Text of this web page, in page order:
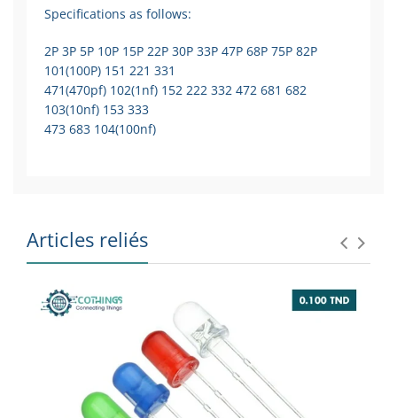
Specifications as follows:
2P 3P 5P 10P 15P 22P 30P 33P 47P 68P 75P 82P
101(100P) 151 221 331
471(470pf) 102(1nf) 152 222 332 472 681 682
103(10nf) 153 333
473 683 104(100nf)
Articles reliés